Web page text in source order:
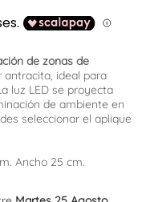
de zonas de
antracita, ideal para
luz LED se proyecta
de ambiente en
seleccionar el aplique
Ancho 25 cm.